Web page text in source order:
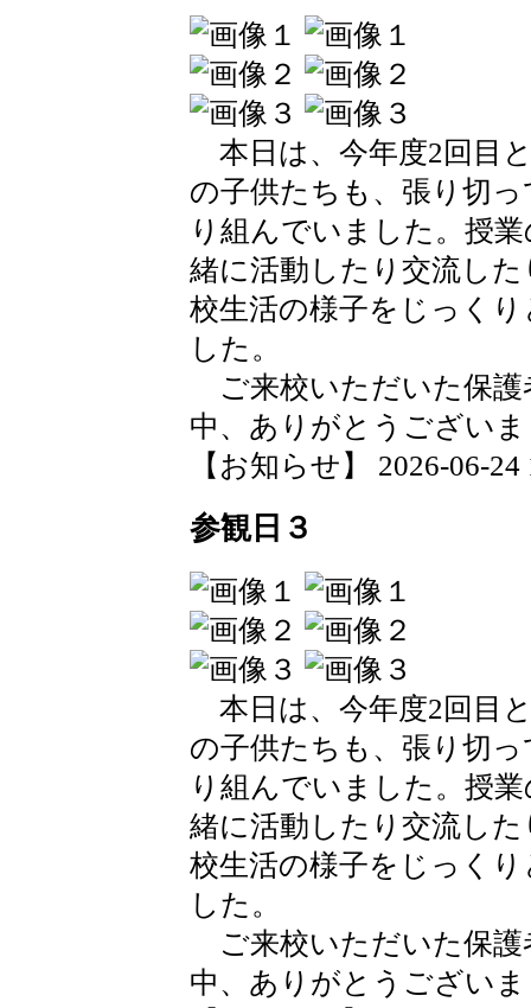
本日は、今年度2回目
の子供たちも、張り切
り組んでいました。授
緒に活動したり交流し
校生活の様子をじっく
した。
ご来校いただいた保護
中、ありがとうござい
【お知らせ】 2026-06-24
参観日３
本日は、今年度2回目
の子供たちも、張り切
り組んでいました。授
緒に活動したり交流し
校生活の様子をじっく
した。
ご来校いただいた保護
中、ありがとうござい